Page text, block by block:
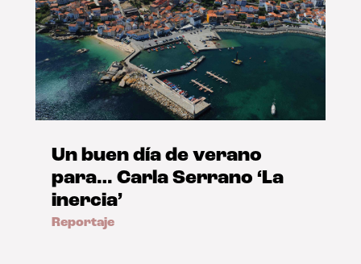
Un buen día de verano
para… Carla Serrano ‘La
inercia’
Reportaje